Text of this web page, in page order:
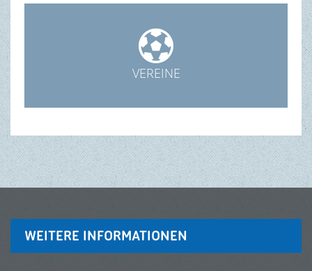

VEREINE
WEITERE INFORMATIONEN